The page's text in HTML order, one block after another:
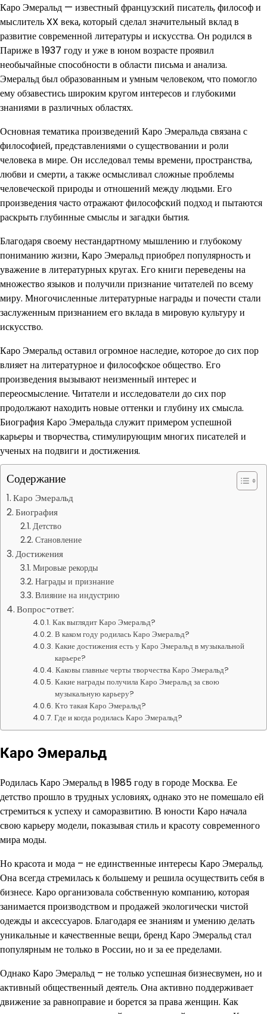
Каро Эмеральд — известный французский писатель, философ и
мыслитель XX века, который сделал значительный вклад в
развитие современной литературы и искусства. Он родился в
Париже в 1937 году и уже в юном возрасте проявил
необычайные способности в области письма и анализа.
Эмеральд был образованным и умным человеком, что помогло
ему обзавестись широким кругом интересов и глубокими
знаниями в различных областях.
Основная тематика произведений Каро Эмеральда связана с
философией, представлениями о существовании и роли
человека в мире. Он исследовал темы времени, пространства,
любви и смерти, а также осмысливал сложные проблемы
человеческой природы и отношений между людьми. Его
произведения часто отражают философский подход и пытаются
раскрыть глубинные смыслы и загадки бытия.
Благодаря своему нестандартному мышлению и глубокому
пониманию жизни, Каро Эмеральд приобрел популярность и
уважение в литературных кругах. Его книги переведены на
множество языков и получили признание читателей по всему
миру. Многочисленные литературные награды и почести стали
заслуженным признанием его вклада в мировую культуру и
искусство.
Каро Эмеральд оставил огромное наследие, которое до сих пор
влияет на литературное и философское общество. Его
произведения вызывают неизменный интерес и
переосмысление. Читатели и исследователи до сих пор
продолжают находить новые оттенки и глубину их смысла.
Биография Каро Эмеральда служит примером успешной
карьеры и творчества, стимулирующим многих писателей и
ученых на подвиги и достижения.
Содержание
Каро Эмеральд
Биография
Детство
Становление
Достижения
Мировые рекорды
Награды и признание
Влияние на индустрию
Вопрос-ответ:
Как выглядит Каро Эмеральд?
В каком году родилась Каро Эмеральд?
Какие достижения есть у Каро Эмеральд в музыкальной
карьере?
Каковы главные черты творчества Каро Эмеральд?
Какие награды получила Каро Эмеральд за свою
музыкальную карьеру?
Кто такая Каро Эмеральд?
Где и когда родилась Каро Эмеральд?
Каро Эмеральд
Родилась Каро Эмеральд в 1985 году в городе Москва. Ее
детство прошло в трудных условиях, однако это не помешало ей
стремиться к успеху и саморазвитию. В юности Каро начала
свою карьеру модели, показывая стиль и красоту современного
мира моды.
Но красота и мода – не единственные интересы Каро Эмеральд.
Она всегда стремилась к большему и решила осуществить себя в
бизнесе. Каро организовала собственную компанию, которая
занимается производством и продажей экологически чистой
одежды и аксессуаров. Благодаря ее знаниям и умению делать
уникальные и качественные вещи, бренд Каро Эмеральд стал
популярным не только в России, но и за ее пределами.
Однако Каро Эмеральд – не только успешная бизнесвумен, но и
активный общественный деятель. Она активно поддерживает
движение за равноправие и борется за права женщин. Как